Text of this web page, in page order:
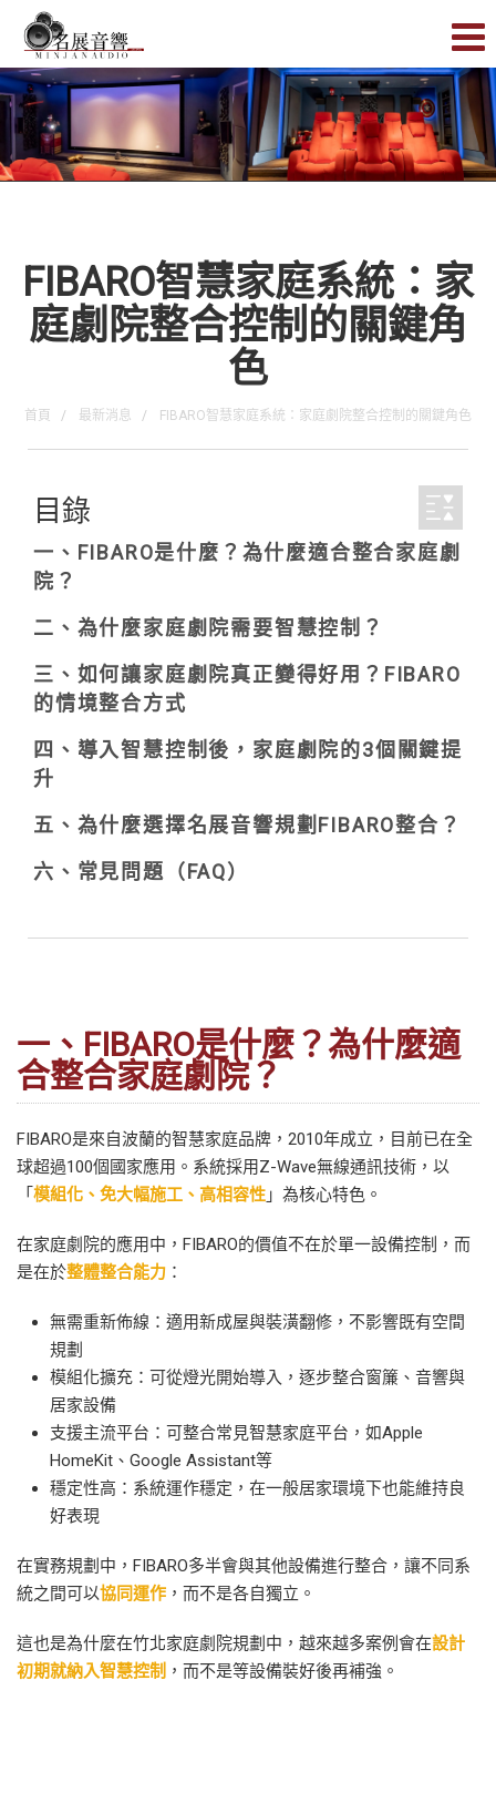
FIBARO智慧家庭系統：家
庭劇院整合控制的關鍵角
色
首頁 最新消息 FIBARO智慧家庭系統：家庭劇院整合控制的關鍵角色
目錄
一、FIBARO是什麼？為什麼適合整合家庭劇
院？
二、為什麼家庭劇院需要智慧控制？
三、如何讓家庭劇院真正變得好用？FIBARO
的情境整合方式
四、導入智慧控制後，家庭劇院的3個關鍵提
升
五、為什麼選擇名展音響規劃FIBARO整合？
六、常見問題（FAQ）
一、FIBARO是什麼？為什麼適
合整合家庭劇院？
FIBARO是來自波蘭的智慧家庭品牌，2010年成立，目前已在全
球超過100個國家應用。系統採用Z-Wave無線通訊技術，以
「 模組化、免大幅施工、高相容性 」為核心特色。
在家庭劇院的應用中，FIBARO的價值不在於單一設備控制，而
是在於整體整合能力 ：
無需重新佈線：適用新成屋與裝潢翻修，不影響既有空間
規劃
模組化擴充：可從燈光開始導入，逐步整合窗簾、音響與
居家設備
支援主流平台：可整合常見智慧家庭平台，如Apple
HomeKit、Google Assistant等
穩定性高：系統運作穩定，在一般居家環境下也能維持良
好表現
在實務規劃中，FIBARO多半會與其他設備進行整合，讓不同系
統之間可以協同運作 ，而不是各自獨立。
這也是為什麼在竹北家庭劇院規劃中，越來越多案例會在設計
初期就納入智慧控制 ，而不是等設備裝好後再補強。